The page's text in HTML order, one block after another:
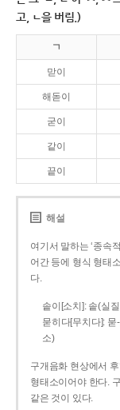
고, ㄴ을 버림.)
ㄱ
맏이
해돋이
굳이
같이
끝이
해설
여기서 말하는 ‘종속
어간 등에 형식 형태
다.
솥이[소치]: 솥(실
묻히다[무치다]:
소)
구개음화 현상에서
형태소이어야 한다.
같은 것이 있다.